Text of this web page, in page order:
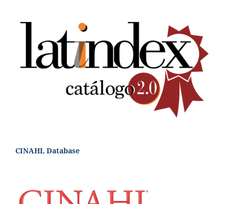
CINAHL Database